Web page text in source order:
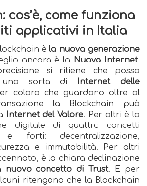
cos’è, come funziona
applicativi in Italia
èla nuova generazione
ancora è la Nuova Internet.
si ritiene che possa
una sorta di
Internet delle
coloro che guardano oltre al
la Blockchain può
Internet del Valore. Per altri è la
digitale di quattro concetti
forti: decentralizzazione,
e immutabilità. Per altri
è la chiara declinazione
nuovo concetto di Trust. E per
ritengono che la Blockchain